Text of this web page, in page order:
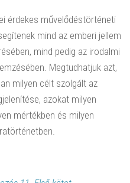
érdekes művelődéstörténeti
mind az emberi jellem
mind pedig az irodalmi
Megtudhatjuk azt,
milyen célt szolgált az
azokat milyen
mértékben és milyen